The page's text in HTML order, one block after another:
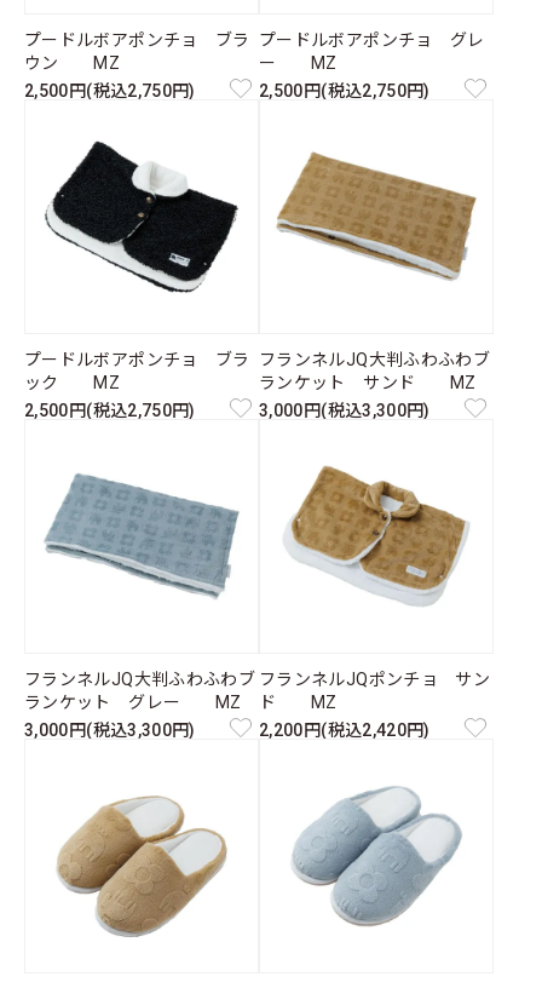
プードルボアポンチョ ブラ
ウン MZ
2,500円(税込2,750円)
プードルボアポンチョ グレ
ー MZ
2,500円(税込2,750円)
プードルボアポンチョ ブラ
ック MZ
2,500円(税込2,750円)
フランネルJQ大判ふわふわブ
ランケット サンド MZ
3,000円(税込3,300円)
フランネルJQ大判ふわふわブ
ランケット グレー MZ
3,000円(税込3,300円)
フランネルJQポンチョ サン
ド MZ
2,200円(税込2,420円)